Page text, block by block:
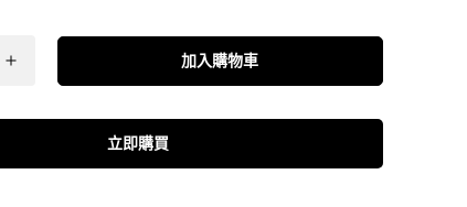
加入購物車
立即購買